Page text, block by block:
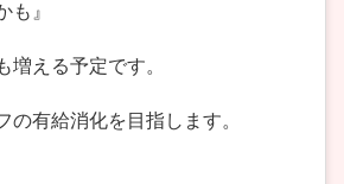
も』
増える予定です。
の有給消化を目指します。